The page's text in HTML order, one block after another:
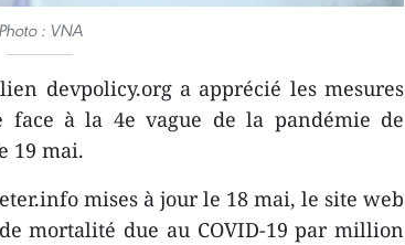
Photo : VNA
devpolicy.org a apprécié les mesures
à la 4e vague de la pandémie de
19 mai.
mises à jour le 18 mai, le site web
mortalité due au COVID-19 par million